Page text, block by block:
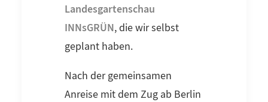
Landesgartenschau
INNsGRÜN, die wir selbst
geplant haben.
Nach der gemeinsamen
Anreise mit dem Zug ab Berlin